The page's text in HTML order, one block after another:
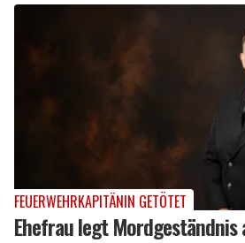
FEUERWEHRKAPITÄNIN GETÖTET
Ehefrau legt Mordgeständnis